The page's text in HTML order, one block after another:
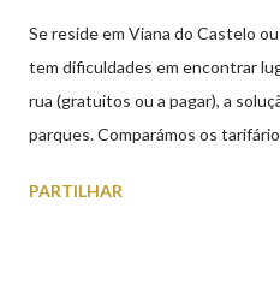
Se reside em Viana do Castelo
tem dificuldades em encontrar
rua (gratuitos ou a pagar), a
parques. Comparámos os
subterrâneos) perto do centro
PARTILHAR